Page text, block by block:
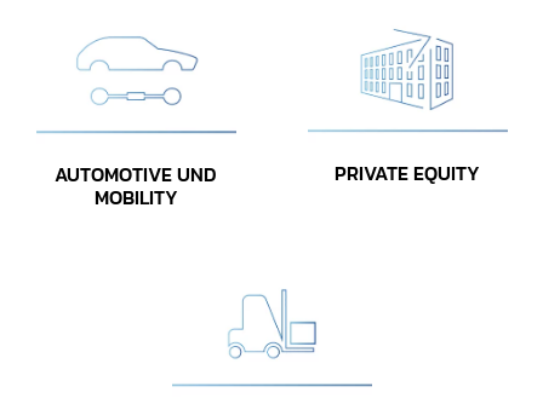
AUTOMOTIVE UND
MOBILITY
PRIVATE EQUITY